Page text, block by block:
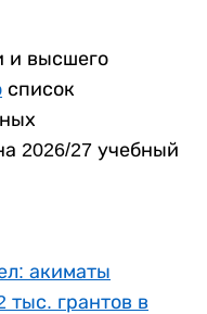
и высшего
список
2026/27 учебный
акиматы
тыс. грантов в